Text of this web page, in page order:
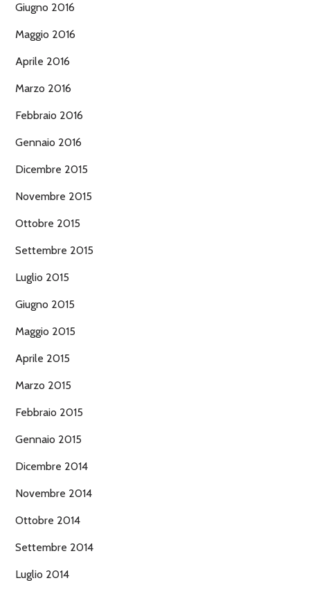
Giugno 2016
Maggio 2016
Aprile 2016
Marzo 2016
Febbraio 2016
Gennaio 2016
Dicembre 2015
Novembre 2015
Ottobre 2015
Settembre 2015
Luglio 2015
Giugno 2015
Maggio 2015
Aprile 2015
Marzo 2015
Febbraio 2015
Gennaio 2015
Dicembre 2014
Novembre 2014
Ottobre 2014
Settembre 2014
Luglio 2014